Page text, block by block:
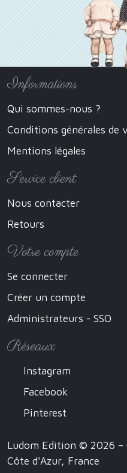
Informations
Qui sommes-nous ?
Conditions générales de
Mentions légales
Service client
Nous contacter
Retours
Votre compte
Se connecter
Créer un compte
Administrateurs - SSO
Réseaux
Instagram
Facebook
Pinterest
Ludom Edition © 2026 –
Côte d'Azur, France